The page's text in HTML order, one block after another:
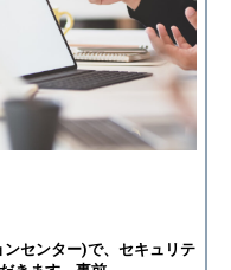
センター)で、セキュリテ